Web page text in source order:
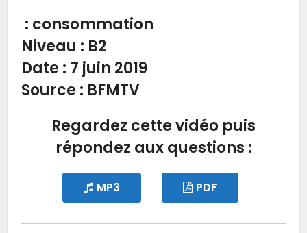
: consommation
Niveau : B2
Date : 7 juin 2019
Source : BFMTV
Regardez cette vidéo puis
répondez aux questions :
MP3 PDF